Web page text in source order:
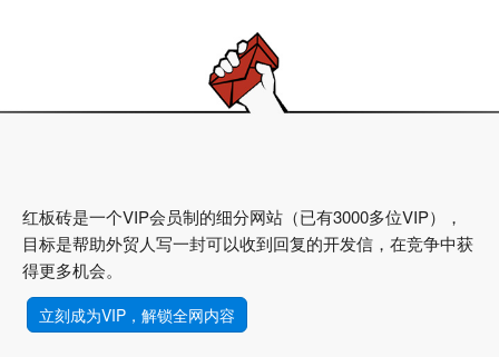
红板砖是一个VIP会员制的细分网站（已有3000多位VIP），
目标是帮助外贸人写一封可以收到回复的开发信，在竞争中获
得更多机会。
立刻成为VIP，解锁全网内容